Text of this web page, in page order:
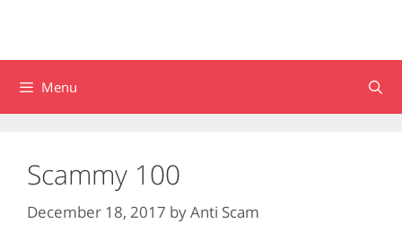
Menu
Scammy 100
December 18, 2017 byAnti Scam